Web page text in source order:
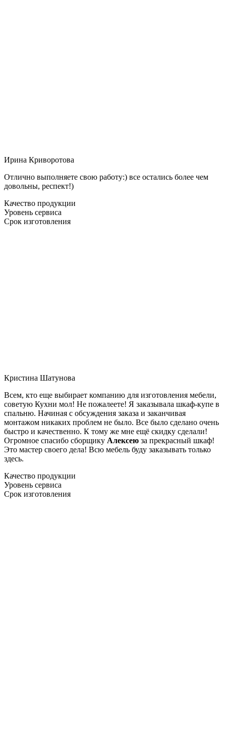
Ирина Криворотова
Отлично выполняете свою работу:) все остались более чем
довольны, респект!)
Качество продукции
Уровень сервиса
Срок изготовления
Кристина Шатунова
Всем, кто еще выбирает компанию для изготовления мебели,
советую Кухни мол! Не пожалеете! Я заказывала шкаф-купе в
спальню. Начиная с обсуждения заказа и заканчивая
монтажом никаких проблем не было. Все было сделано очень
быстро и качественно. К тому же мне ещё скидку сделали!
Огромное спасибо сборщику Алексею за прекрасный шкаф!
Это мастер своего дела! Всю мебель буду заказывать только
здесь.
Качество продукции
Уровень сервиса
Срок изготовления